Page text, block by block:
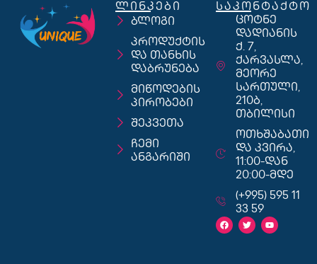
ლინკები
ბლოგი
პროდუქტის
და თანხის
დაბრუნება
მიწოდების
პირობები
შეკვეთა
ჩემი
ანგარიში
საკონტაქტო
ცოტნე
დადიანის
ქ. 7,
ქარვასლა,
მეორე
სართული,
210ბ,
თბილისი
ოთხშაბათი
და კვირა,
11:00-დან
20:00-მდე
(+995) 595 11
33 59